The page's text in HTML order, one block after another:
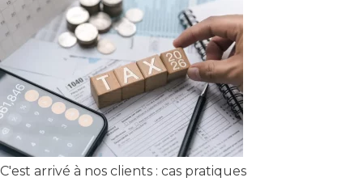
C'est arrivé à nos clients : cas pratiques